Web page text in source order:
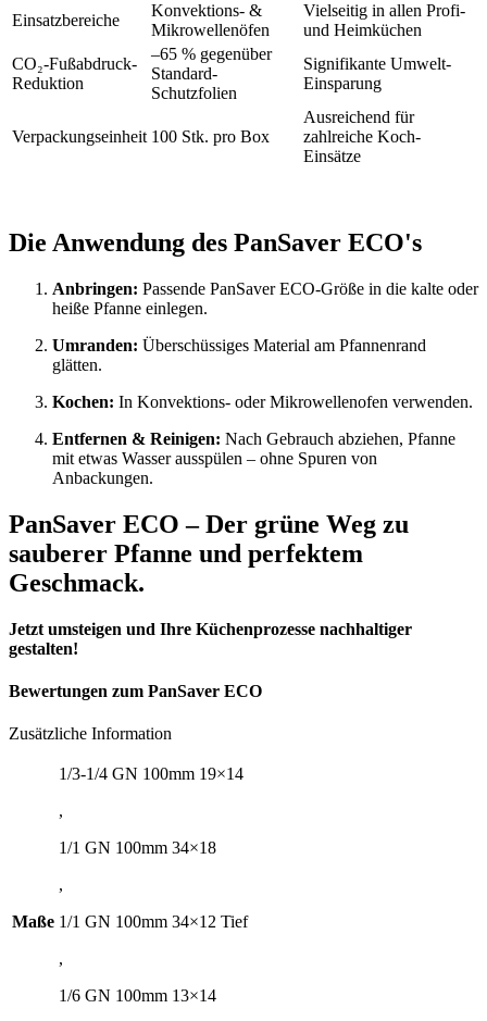
Einsatzbereiche
Konvektions- &
Mikrowellenöfen
Vielseitig in allen Profi-
und Heimküchen
CO₂-Fußabdruck-
Reduktion
–65 % gegenüber
Standard-
Schutzfolien
Signifikante Umwelt-
Einsparung
Verpackungseinheit 100 Stk. pro Box
Ausreichend für
zahlreiche Koch-
Einsätze
Die Anwendung des PanSaver ECO's
Anbringen: Passende PanSaver ECO-Größe in die kalte oder
heiße Pfanne einlegen.
Umranden: Überschüssiges Material am Pfannenrand
glätten.
Kochen: In Konvektions- oder Mikrowellen­ofen verwenden.
Entfernen & Reinigen: Nach Gebrauch abziehen, Pfanne
mit etwas Wasser ausspülen – ohne Spuren von
Anbackungen.
PanSaver ECO – Der grüne Weg zu
sauberer Pfanne und perfektem
Geschmack.
Jetzt umsteigen und Ihre Küchenprozesse nachhaltiger
gestalten!
Bewertungen zum PanSaver ECO
Zusätzliche Information
Maße
1/3-1/4 GN 100mm 19×14
,
1/1 GN 100mm 34×18
,
1/1 GN 100mm 34×12 Tief
,
1/6 GN 100mm 13×14